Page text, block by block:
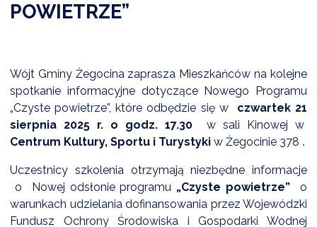
CZYSTE POWIETRZE
EWIDENCJA EMISYJNOŚCI BUDYNKÓW (CEEB)
POWIETRZE”
Wójt Gminy Żegocina zaprasza Mieszkańców na kolejne
spotkanie informacyjne dotyczące Nowego Programu
„Czyste powietrze”, które odbędzie się w
czwartek 21
sierpnia 2025 r. o godz. 17.30
w sali Kinowej w
Centrum Kultury, Sportu i Turystyki w Żegocinie 378 .
Uczestnicy szkolenia otrzymają niezbędne informacje
o Nowej odsłonie programu „Czyste powietrze”
o
warunkach udzielania dofinansowania przez Wojewódzki
Fundusz Ochrony Środowiska i Gospodarki Wodnej